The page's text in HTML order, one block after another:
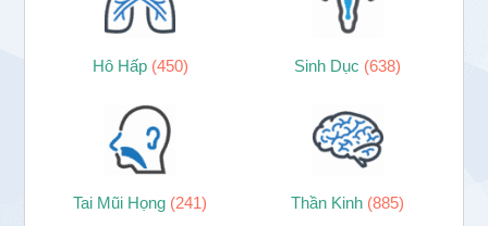
Hô Hấp (450) Sinh Dục (638)
Tai Mũi Họng (241) Thần Kinh (885)